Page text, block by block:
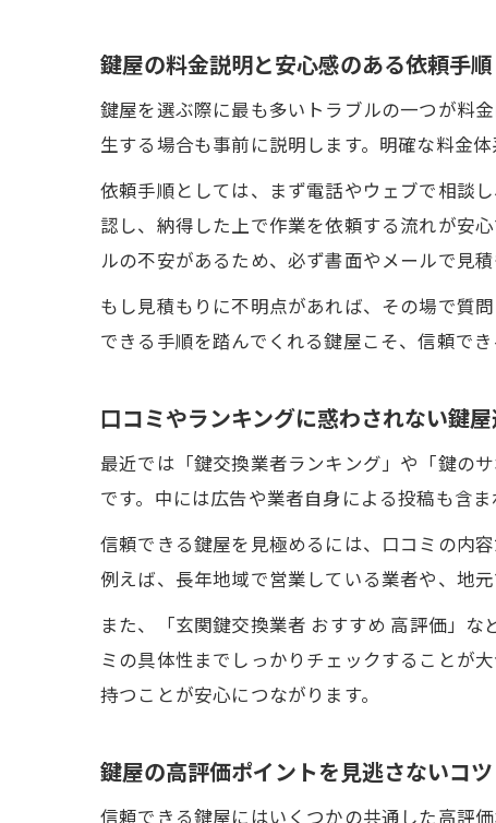
鍵屋の料金説明と安心感のある依頼手順
鍵屋を選ぶ際に最も多いトラブルの一つが料
生する場合も事前に説明します。明確な料金
依頼手順としては、まず電話やウェブで相談
認し、納得した上で作業を依頼する流れが安
ルの不安があるため、必ず書面やメールで見
もし見積もりに不明点があれば、その場で質
できる手順を踏んでくれる鍵屋こそ、信頼でき
口コミやランキングに惑わされない鍵
最近では「鍵交換業者ランキング」や「鍵の
です。中には広告や業者自身による投稿も含
信頼できる鍵屋を見極めるには、口コミの内
例えば、長年地域で営業している業者や、地
また、「玄関鍵交換業者 おすすめ 高評価」
ミの具体性までしっかりチェックすることが
持つことが安心につながります。
鍵屋の高評価ポイントを見逃さないコツ
信頼できる鍵屋にはいくつかの共通した高評